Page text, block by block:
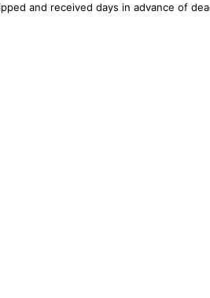
and received days in advance of